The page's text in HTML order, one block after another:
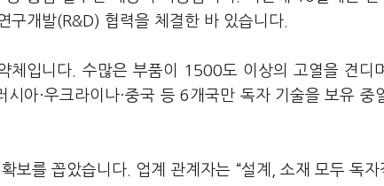
구개발(R&D) 협력을 체결한 바 있습니다.
체입니다. 수많은 부품이 1500도 이상의 고열을 견디
시아·우크라이나·중국 등 6개국만 독자 기술을 보유 중
보를 꼽았습니다. 업계 관계자는 “설계, 소재 모두 독자